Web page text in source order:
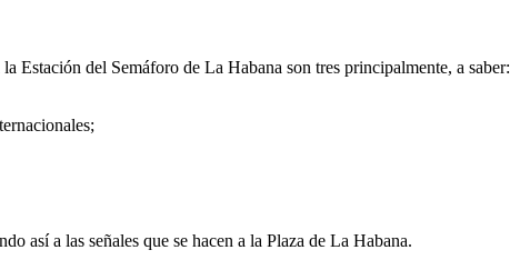
Estación del Semáforo de La Habana son tres principalmente, a saber:
así a las señales que se hacen a la Plaza de La Habana.